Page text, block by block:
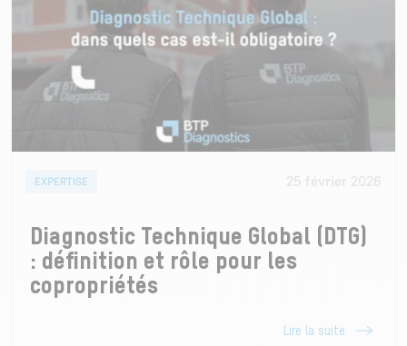
EXPERTISE
Diagnostic Technique Global (DTG)
: définition et rôle pour les
copropriétés
Lire la suite